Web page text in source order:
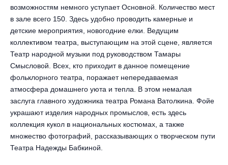
возможностям немного уступает Основной. Количество мест
в зале всего 150. Здесь удобно проводить камерные и
детские мероприятия, новогодние елки. Ведущим
коллективом театра, выступающим на этой сцене, является
Театр народной музыки под руководством Тамары
Смысловой. Всех, кто приходит в данное помещение
фольклорного театра, поражает непередаваемая
атмосфера домашнего уюта и тепла. В этом немалая
заслуга главного художника театра Романа Ватолкина. Фойе
украшают изделия народных промыслов, есть здесь
коллекция кукол в национальных костюмах, а также
множество фотографий, рассказывающих о творческом пути
Театра Надежды Бабкиной.